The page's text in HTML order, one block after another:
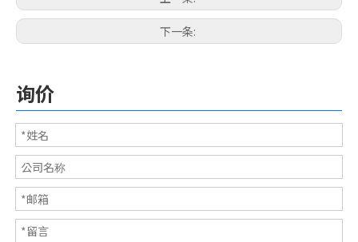
电子用橡胶脚垫系列 3M透明橡胶脚垫
下一条:
询价